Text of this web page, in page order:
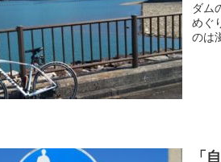
ダム
めぐ
のは
「